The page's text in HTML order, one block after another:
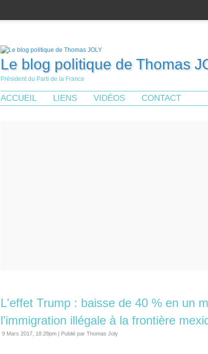
Le blog politique de Thomas
Président du Parti de la France
ACCUEIL LIENS VIDÉOS CONTACT
L'effet Trump : baisse de 40 % en un
l’immigration illégale à la frontière
9 Mars 2017, 18:28pm | Publié par Thomas Joly